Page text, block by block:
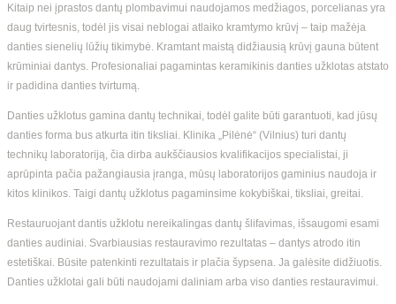
Kitaip nei įprastos dantų plombavimui naudojamos medžiagos, porcelianas yra
daug tvirtesnis, todėl jis visai neblogai atlaiko kramtymo krūvį – taip mažėja
danties sienelių lūžių tikimybė. Kramtant maistą didžiausią krūvį gauna būtent
krūminiai dantys. Profesionaliai pagamintas keramikinis danties užklotas atstato
ir padidina danties tvirtumą.
Danties užklotus gamina dantų technikai, todėl galite būti garantuoti, kad jūsų
danties forma bus atkurta itin tiksliai. Klinika „Pilėnė“ (Vilnius) turi dantų
technikų laboratoriją, čia dirba aukščiausios kvalifikacijos specialistai, ji
aprūpinta pačia pažangiausia įranga, mūsų laboratorijos gaminius naudoja ir
kitos klinikos. Taigi dantų užklotus pagaminsime kokybiškai, tiksliai, greitai.
Restauruojant dantis užklotu nereikalingas dantų šlifavimas, išsaugomi esami
danties audiniai. Svarbiausias restauravimo rezultatas – dantys atrodo itin
estetiškai. Būsite patenkinti rezultatais ir plačia šypsena. Ja galėsite didžiuotis.
Danties užklotai gali būti naudojami daliniam arba viso danties restauravimui.